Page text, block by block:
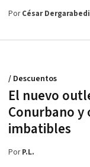
PorCésar
El nuevo
Conurbano y
imbatibles
/ Descuentos
PorP.L.